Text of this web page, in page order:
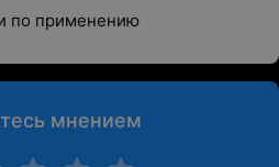
по применению
мнением